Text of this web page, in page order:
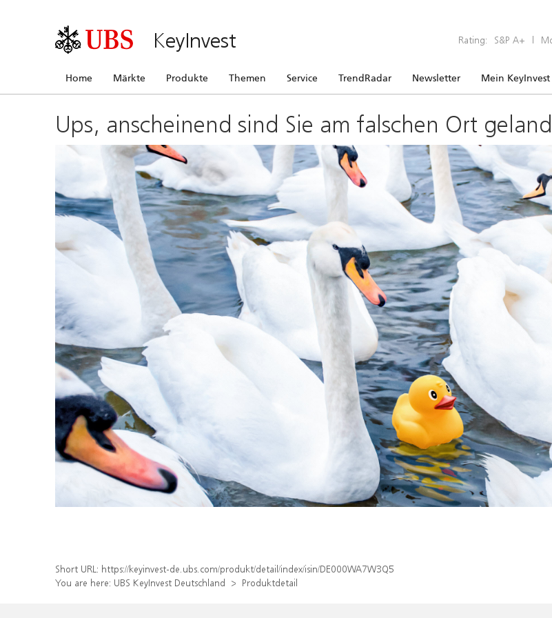
KeyInvest Rating: S&P A+ |
Home Märkte Produkte Themen Service TrendRadar Newsletter Mein KeyInvest
Ups, anscheinend sind Sie am falschen Ort
Short URL: https://keyinvest-de.ubs.com/produkt/detail/index/isin/DE000WA7W3Q5
You are here: UBS KeyInvest Deutschland Produktdetail